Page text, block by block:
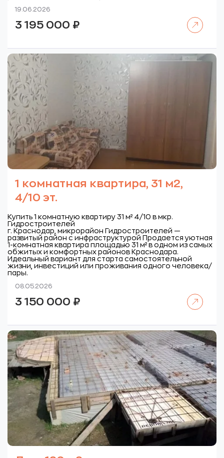
19.06.2026
3 195 000 ₽
1 комнатная квартира, 31 м2,
4/10 эт.
Купить 1 комнатную квартиру 31 м² 4/10 в мкр.
Гидростроителей
г. Краснодар, микрорайон Гидростроителей —
развитый район с инфраструктурой Продается уютная
1-комнатная квартира площадью 31 м² в одном из самых
обжитых и комфортных районов Краснодара.
Идеальный вариант для старта самостоятельной
жизни, инвестиций или проживания одного человека/
пары.
08.05.2026
3 150 000 ₽